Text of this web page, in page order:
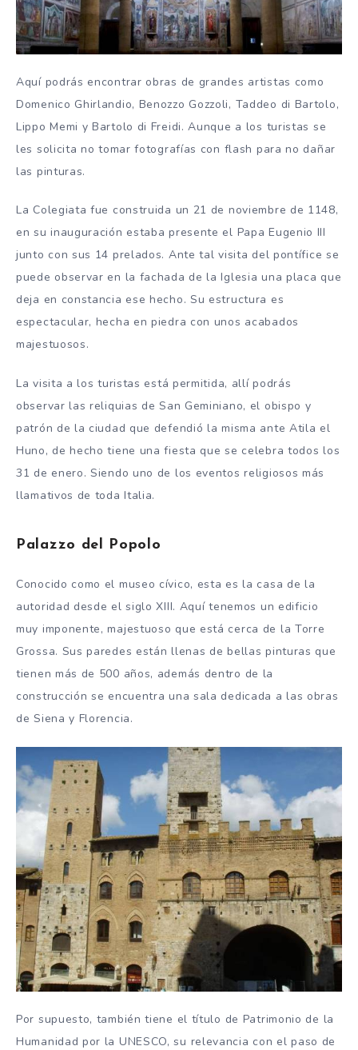
Aquí podrás encontrar obras de grandes artistas como
Domenico Ghirlandio, Benozzo Gozzoli, Taddeo di Bartolo,
Lippo Memi y Bartolo di Freidi. Aunque a los turistas se
les solicita no tomar fotografías con flash para no dañar
las pinturas.
La Colegiata fue construida un 21 de noviembre de 1148,
en su inauguración estaba presente el Papa Eugenio III
junto con sus 14 prelados. Ante tal visita del pontífice se
puede observar en la fachada de la Iglesia una placa que
deja en constancia ese hecho. Su estructura es
espectacular, hecha en piedra con unos acabados
majestuosos.
La visita a los turistas está permitida, allí podrás
observar las reliquias de San Geminiano, el obispo y
patrón de la ciudad que defendió la misma ante Atila el
Huno, de hecho tiene una fiesta que se celebra todos los
31 de enero. Siendo uno de los eventos religiosos más
llamativos de toda Italia.
Palazzo del Popolo
Conocido como el museo cívico, esta es la casa de la
autoridad desde el siglo XIII. Aquí tenemos un edificio
muy imponente, majestuoso que está cerca de la Torre
Grossa. Sus paredes están llenas de bellas pinturas que
tienen más de 500 años, además dentro de la
construcción se encuentra una sala dedicada a las obras
de Siena y Florencia.
Por supuesto, también tiene el título de Patrimonio de la
Humanidad por la UNESCO, su relevancia con el paso de